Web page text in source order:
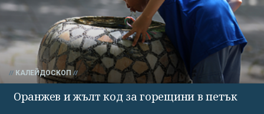
КАЛЕЙДОСКОП
Оранжев и жълт код за горещини в петък